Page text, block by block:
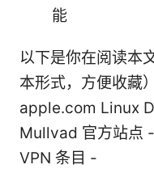
能
以下是你在阅读本
本形式，方便收藏
apple.com Linux
Mullvad 官方站点
VPN 条目 -